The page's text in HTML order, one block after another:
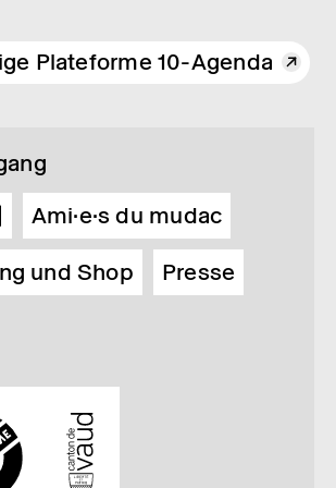
Plateforme 10-Agenda
Ami·e·s du mudac
und Shop
Presse